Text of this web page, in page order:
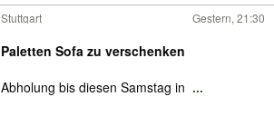
Stuttgart Gestern, 21:30
Paletten Sofa zu verschenken
Abholung bis diesen Samstag in ...